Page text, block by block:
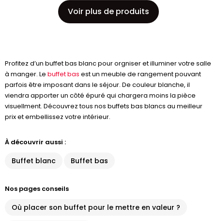
Voir plus de produits
Profitez d’un buffet bas blanc pour orgniser et illuminer votre salle
à manger. Le buffet bas est un meuble de rangement pouvant
parfois être imposant dans le séjour. De couleur blanche, il
viendra apporter un côté épuré qui chargera moins la pièce
visuellment. Découvrez tous nos buffets bas blancs au meilleur
prix et embellissez votre intérieur.
À découvrir aussi :
Buffet blanc Buffet bas
Nos pages conseils
Où placer son buffet pour le mettre en valeur ?